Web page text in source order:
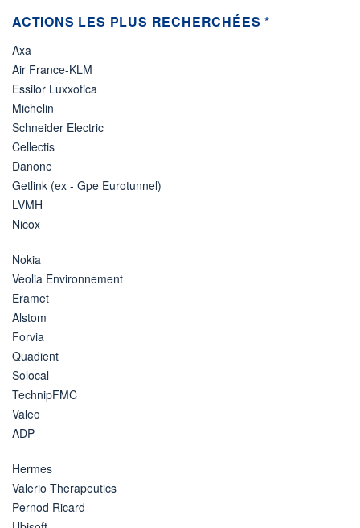
+ PORTEFEUILLE
ACTIONS LES PLUS RECHERCHÉES *
Axa
Air France-KLM
Essilor Luxxotica
Michelin
Schneider Electric
Cellectis
Danone
Getlink (ex - Gpe Eurotunnel)
LVMH
Nicox
Nokia
Veolia Environnement
Eramet
Alstom
Forvia
Quadient
Solocal
TechnipFMC
Valeo
ADP
Hermes
Valerio Therapeutics
Pernod Ricard